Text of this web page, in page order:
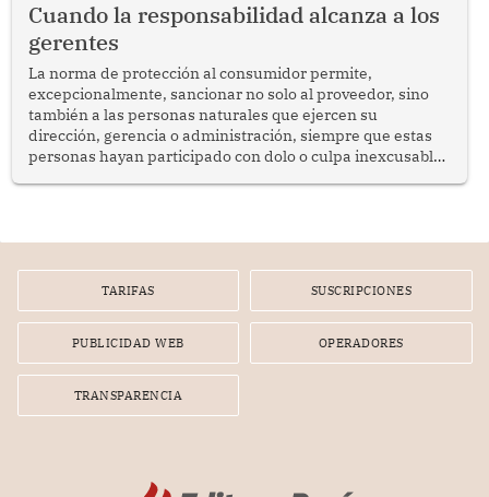
Cuando la responsabilidad alcanza a los
gerentes
La norma de protección al consumidor permite,
excepcionalmente, sancionar no solo al proveedor, sino
también a las personas naturales que ejercen su
dirección, gerencia o administración, siempre que estas
personas hayan participado con dolo o culpa inexcusable
por la frustrada realización de un meet and greet con
TARIFAS SUSCRIPCIONES
PUBLICIDAD WEB OPERADORES
TRANSPARENCIA